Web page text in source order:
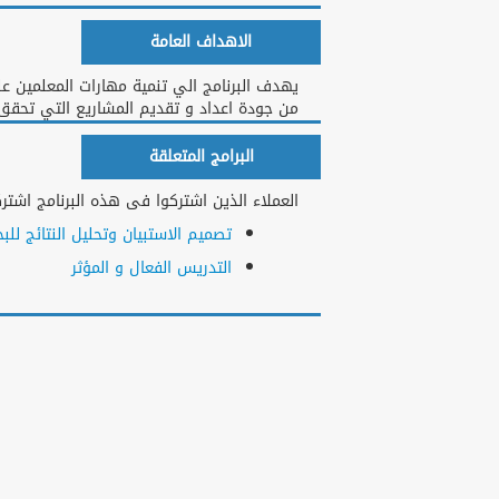
الاهداف العامة
يهدف البرنامج الي تنمية مهارات
من جودة اعداد و تقديم المشاريع التي
البرامج المتعلقة
العملاء الذين اشتركوا فى هذه البرنامج
تصميم الاستبيان وتحليل النتائج
التدريس الفعال و المؤثر